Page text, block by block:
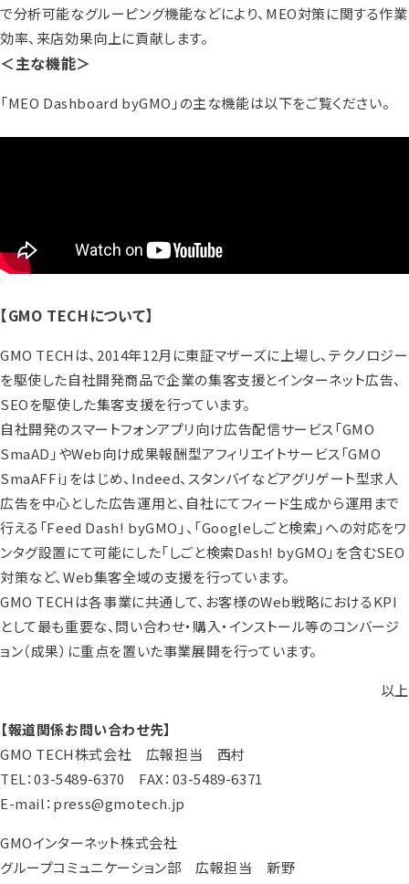
で分析可能なグルーピング機能などにより、MEO対策に関する作業
効率、来店効果向上に貢献します。
＜主な機能＞
「MEO Dashboard byGMO」の主な機能は以下をご覧ください。
【GMO TECHについて】
GMO TECHは、2014年12月に東証マザーズに上場し、テクノロジー
を駆使した自社開発商品で企業の集客支援とインターネット広告、
SEOを駆使した集客支援を行っています。
自社開発のスマートフォンアプリ向け広告配信サービス「GMO
SmaAD」やWeb向け成果報酬型アフィリエイトサービス「GMO
SmaAFFi」をはじめ、Indeed、スタンバイなどアグリゲート型求人
広告を中心とした広告運用と、自社にてフィード生成から運用まで
行える「Feed Dash! byGMO」、「Googleしごと検索」への対応をワ
ンタグ設置にて可能にした「しごと検索Dash! byGMO」を含むSEO
対策など、Web集客全域の支援を行っています。
GMO TECHは各事業に共通して、お客様のWeb戦略におけるKPI
として最も重要な、問い合わせ・購入・インストール等のコンバージ
ョン（成果）に重点を置いた事業展開を行っています。
以上
【報道関係お問い合わせ先】
GMO TECH株式会社 広報担当 西村
TEL：03-5489-6370 FAX：03-5489-6371
E-mail：press@gmotech.jp
GMOインターネット株式会社
グループコミュニケーション部 広報担当 新野